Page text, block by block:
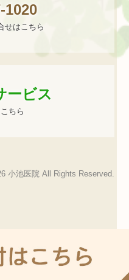
1020
せはこちら
ービス
ちら
小池医院 All Rights Reserved.